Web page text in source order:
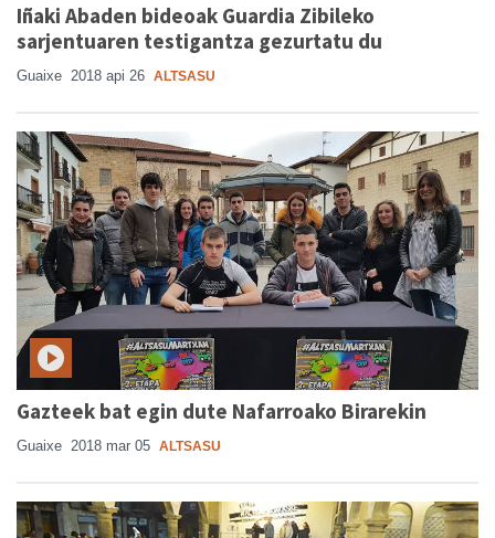
Iñaki Abaden bideoak Guardia Zibileko
sarjentuaren testigantza gezurtatu du
Guaixe 2018 api 26 ALTSASU
Gazteek bat egin dute Nafarroako Birarekin
Guaixe 2018 mar 05 ALTSASU